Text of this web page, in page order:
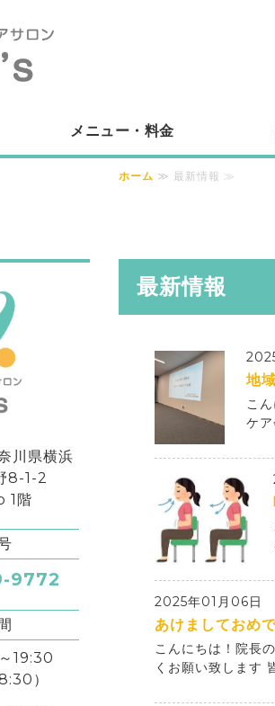
ボディケアサロン
メニュー・料金
ホーム ≫ 最新情報 ≫
最新情報
地
こ
ケ
2025年01月06日
あけましておめ
こんにちは！院長
くお願い致します
ボディケアサロンM's
川県横浜
8-1-2
1階
9772
19:30
）